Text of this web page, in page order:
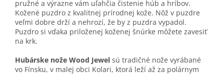
pružné a výrazne vám uľahčia čistenie húb a hríbov.
Kožené puzdro z kvalitnej prírodnej kože. Nôž v puzdre
veľmi dobre drží a nehrozí, že by z puzdra vypadol.
Puzdro si vďaka priloženej koženej šnúrke môžete zavesiť
na krk.
Hubárske nože Wood Jewel sú tradičné nože vyrábané
vo Fínsku, v malej obci Kolari, ktorá leží až za polárnym